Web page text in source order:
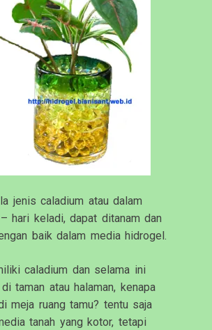
jenis caladium atau dalam
hari keladi, dapat ditanam dan
baik dalam media hidrogel.
caladium dan selama ini
taman atau halaman, kenapa
meja ruang tamu? tentu saja
tanah yang kotor, tetapi